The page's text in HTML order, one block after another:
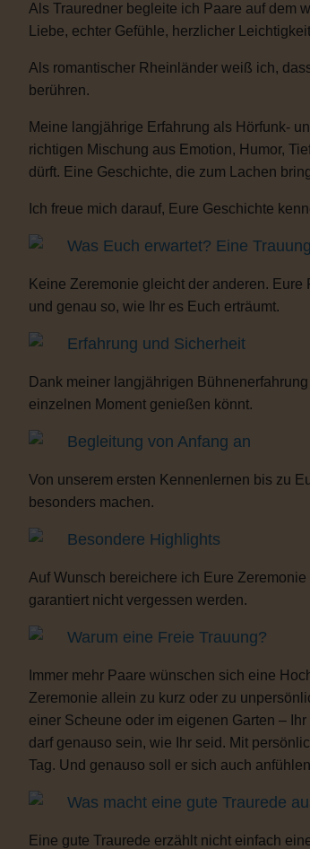
Als Trauredner begleite ich Paare auf dem
Liebe, echter Gefühle, herzlicher
Als romantischer Rheinländer weiß ich,
berühren.
Meine langjährige Erfahrung als Hörfunk-
richtigen Mischung aus Emotion, Humor,
dürft. Eine Geschichte, die zum Lachen
Ich freue mich darauf, Eure Geschichte
Was Euch erwartet? Eine
Keine Zeremonie gleicht der anderen.
und genau so, wie Ihr es Euch erträumt.
Erfahrung und Sicherheit
Dank meiner langjährigen
einzelnen Moment genießen könnt.
Begleitung von Anfang an
Von unserem ersten Kennenlernen bis zu
besonders machen.
Besondere Highlights
Auf Wunsch bereichere ich Eure
garantiert nicht vergessen werden.
Warum eine Freie Trauung?
Immer mehr Paare wünschen sich eine
Zeremonie allein zu kurz oder zu
einer Scheune oder im eigenen Garten –
darf genauso sein, wie Ihr seid. Mit
Tag. Und genauso soll er sich auch
Was macht eine gute Traurede
Eine gute Traurede erzählt nicht einfach